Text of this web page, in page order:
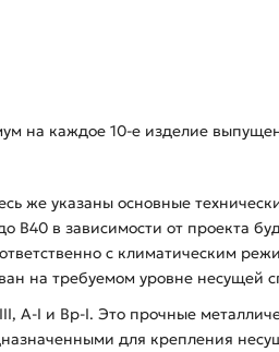
на каждое 10-е изделие
же указаны основные
В40 в зависимости от проекта
с климатическим
на требуемом уровне несущей
А-І и Вр-І. Это прочные
для крепления